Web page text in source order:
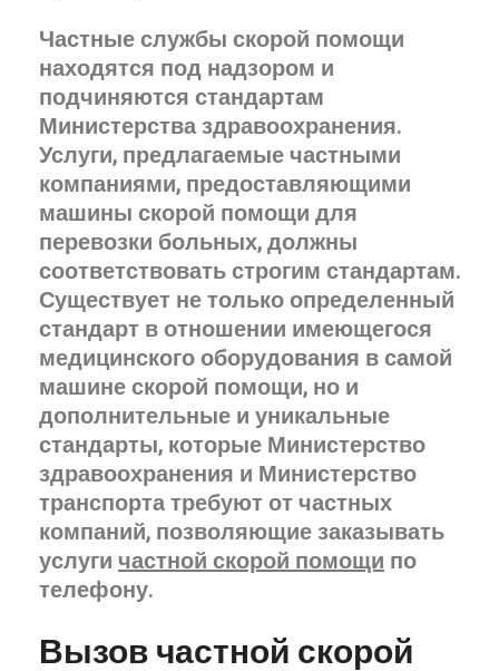
Частные службы скорой помощи
находятся под надзором и
подчиняются стандартам
Министерства здравоохранения.
Услуги, предлагаемые частными
компаниями, предоставляющими
машины скорой помощи для
перевозки больных, должны
соответствовать строгим стандартам.
Существует не только определенный
стандарт в отношении имеющегося
медицинского оборудования в самой
машине скорой помощи, но и
дополнительные и уникальные
стандарты, которые Министерство
здравоохранения и Министерство
транспорта требуют от частных
компаний, позволяющие заказывать
услуги частной скорой помощи по
телефону.
Вызов частной скорой